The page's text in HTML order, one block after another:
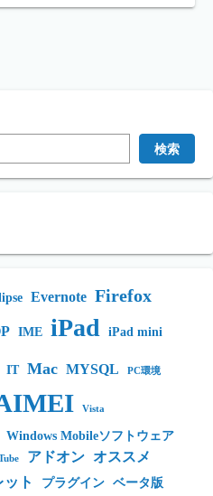
検索
Evernote Firefox
IME iPad iPad mini
IT Mac MYSQL PC環境
Vista
Windows Mobileソフトウェア
アドオン オススメ
ット プラグイン ベータ版